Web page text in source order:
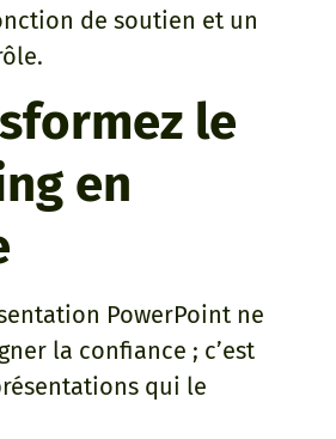
de soutien et un
le
en
PowerPoint ne
la confiance ; c’est
qui le